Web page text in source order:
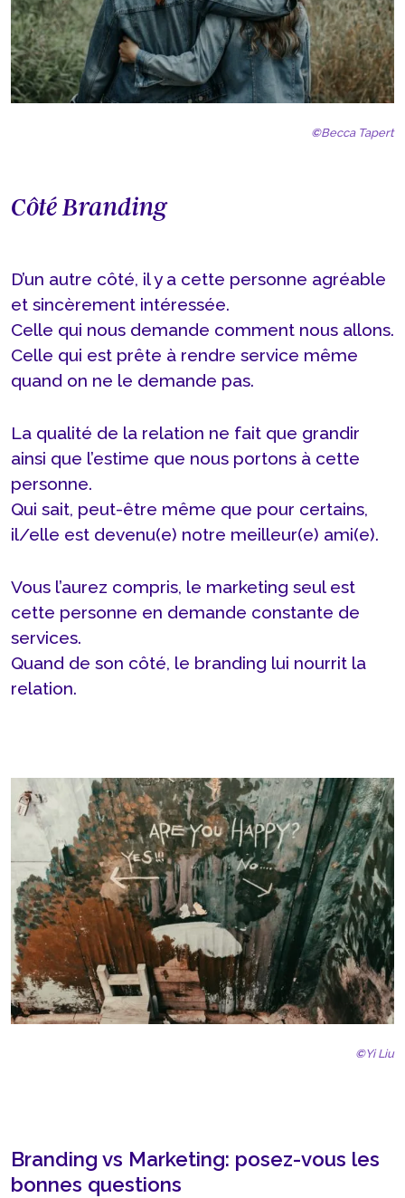
©Becca Tapert
Côté Branding
D’un autre côté, il y a cette personne agréable
et sincèrement intéressée.
Celle qui nous demande comment nous allons.
Celle qui est prête à rendre service même
quand on ne le demande pas.
La qualité de la relation ne fait que grandir
ainsi que l’estime que nous portons à cette
personne.
Qui sait, peut-être même que pour certains,
il/elle est devenu(e) notre meilleur(e) ami(e).
Vous l’aurez compris, le marketing seul est
cette personne en demande constante de
services.
Quand de son côté, le branding lui nourrit la
relation.
©Yi Liu
Branding vs Marketing: posez-vous les
bonnes questions